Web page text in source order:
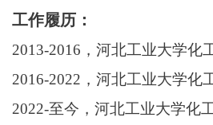
工作履历：
2013-2016 ，河北工业大学化
2016-2022 ，河北工业大学化
2022-至今，河北工业大学化